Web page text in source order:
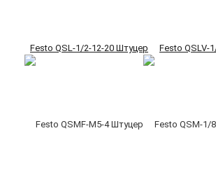
Festo QSL-1/2-12-20 Штуцер Festo QSLV-